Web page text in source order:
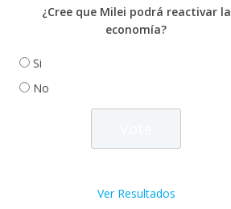
¿Cree que Milei podrá reactivar la
economía?
Si
No
Ver Resultados